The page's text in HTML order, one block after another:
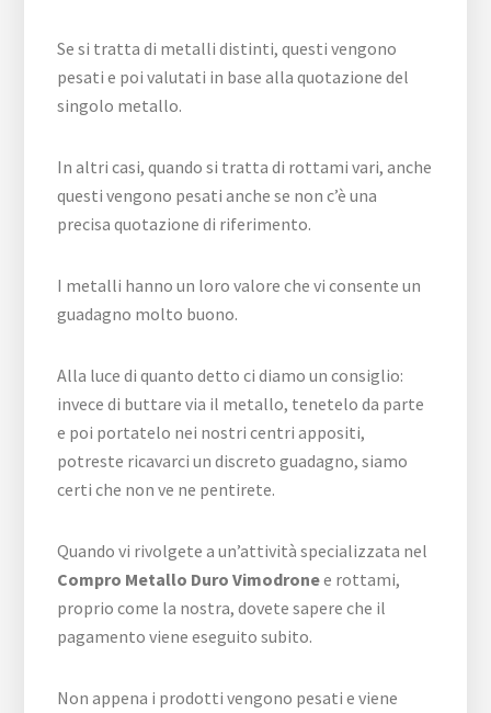
Se si tratta di metalli distinti, questi vengono
pesati e poi valutati in base alla quotazione del
singolo metallo.
In altri casi, quando si tratta di rottami vari, anche
questi vengono pesati anche se non c’è una
precisa quotazione di riferimento.
I metalli hanno un loro valore che vi consente un
guadagno molto buono.
Alla luce di quanto detto ci diamo un consiglio:
invece di buttare via il metallo, tenetelo da parte
e poi portatelo nei nostri centri appositi,
potreste ricavarci un discreto guadagno, siamo
certi che non ve ne pentirete.
Quando vi rivolgete a un’attività specializzata nel
Compro Metallo Duro Vimodronee rottami,
proprio come la nostra, dovete sapere che il
pagamento viene eseguito subito.
Non appena i prodotti vengono pesati e viene